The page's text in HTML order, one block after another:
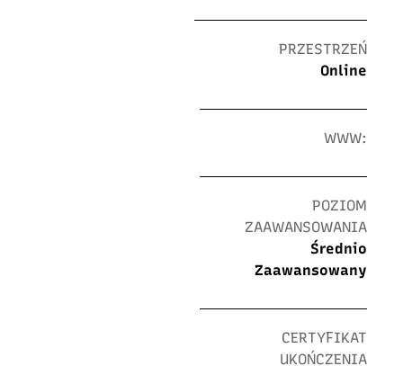
PRZESTRZEŃ
Online
WWW:
POZIOM
ZAAWANSOWANIA
Średnio
Zaawansowany
CERTYFIKAT
UKOŃCZENIA